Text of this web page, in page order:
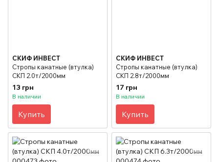
СКИФ ИНВЕСТ
Стропы канатные (втулка)
СКП 2.0т/2000мм
13 грн
В наличии
Купить
СКИФ ИНВЕСТ
Стропы канатные (втулка)
СКП 2.8т/2000мм
17 грн
В наличии
Купить